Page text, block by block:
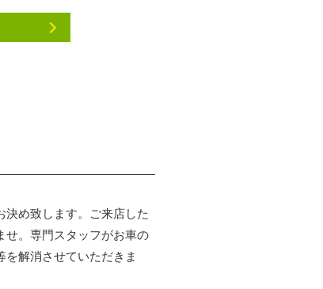
め致します。ご来店した
せ。専門スタッフがお車の
解消させていただきま